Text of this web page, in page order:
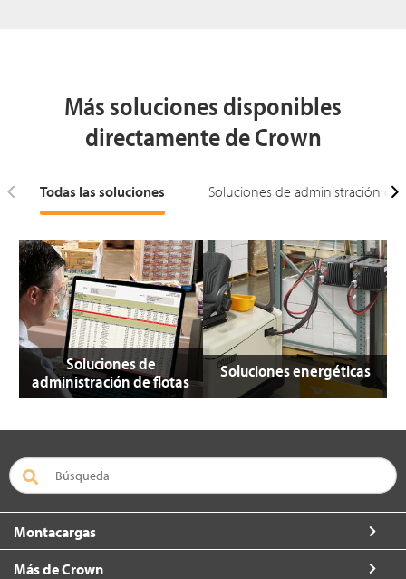
Más soluciones disponibles
directamente de Crown
Todas las soluciones Soluciones de administración de
Soluciones de
administración de flotas
Soluciones energéticas
Montacargas
Más de Crown